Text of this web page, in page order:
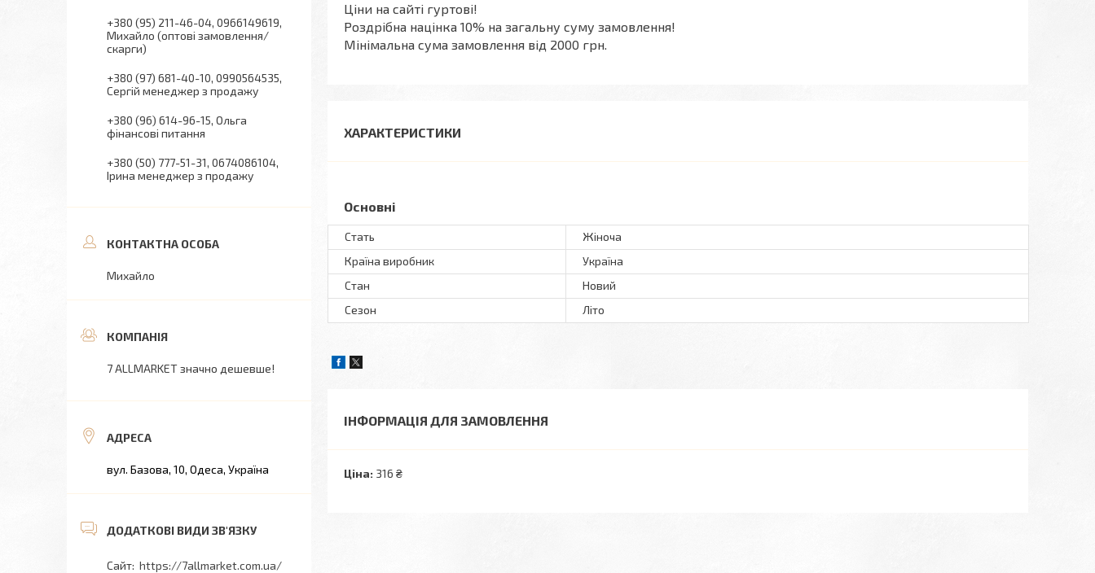
Ціни на сайті гуртові!
Роздрібна націнка 10% на загальну суму замовлення!
Мінімальна сума замовлення від 2000 грн.
ХАРАКТЕРИСТИКИ
Основні
Стать
Жіноча
Країна виробник
Україна
Стан
Новий
Сезон
Літо
ІНФОРМАЦІЯ ДЛЯ ЗАМОВЛЕННЯ
Ціна: 316 ₴
+380 (95) 211-46-04 0966149619
Михайло (оптові замовлення/
скарги)
+380 (97) 681-40-10 0990564535
Сергій менеджер з продажу
+380 (96) 614-96-15 Ольга
фінансові питання
+380 (50) 777-51-31 0674086104
Ірина менеджер з продажу
Михайло
7 ALLMARKET значно дешевше!
вул. Базова, 10, Одеса, Україна
https://7allmarket.com.ua/